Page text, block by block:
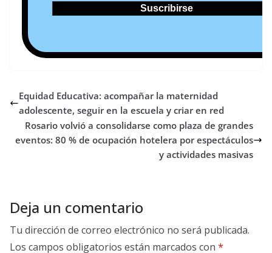
Equidad Educativa: acompañar la maternidad
adolescente, seguir en la escuela y criar en red
Rosario volvió a consolidarse como plaza de grandes
eventos: 80 % de ocupación hotelera por espectáculos
y actividades masivas
Deja un comentario
Tu dirección de correo electrónico no será publicada.
Los campos obligatorios están marcados con *